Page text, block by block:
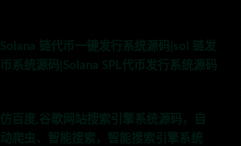
Solana 链代币一键发行系统源码|sol 链发
币系统源码|Solana SPL代币发行系统源码
仿百度,谷歌网站搜索引擎系统源码，自
动爬虫、智能搜索，智能搜索引擎系统